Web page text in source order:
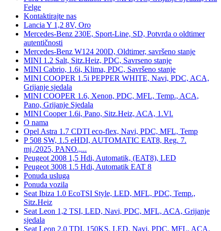
Felge
Kontaktirajte nas
Lancia Y 1,2 8V, Oro
Mercedes-Benz 230E, Sport-Line, SD, Potvrda o oldtimer
autentičnosti
Mercedes-Benz W124 200D, Oldtimer, savršeno stanje
MINI 1.2 Salt, Sitz.Heiz, PDC, Savrseno stanje
MINI Cabrio, 1.6i, Klima, PDC, Savršeno stanje
MINI COOPER 1.5i PEPPER WHITE, Navi, PDC, ACA,
Grijanje sjedala
MINI COOPER 1.6, Xenon, PDC, MFL, Temp., ACA,
Pano, Grijanje Sjedala
MINI Cooper 1.6i, Pano, Sitz.Heiz, ACA, 1.Vl.
O nama
Opel Astra 1.7 CDTI eco-flex, Navi, PDC, MFL, Temp
P 508 SW, 1.5 eHDI, AUTOMATIC EAT8, Reg. 7.
mj./2025, PANO.,...
Peugeot 2008 1,5 Hdi, Automatik, (EAT8), LED
Peugeot 3008 1.5 Hdi, Automatik EAT 8
Ponuda usluga
Ponuda vozila
Seat Ibiza 1.0 EcoTSI Style, LED, MFL, PDC, Temp.,
Sitz.Heiz
Seat Leon 1,2 TSI, LED, Navi, PDC, MFL, ACA, Grijanje
sjedala
Seat Leon 2,0 TDI, 150KS, LED, Navi, PDC, MFL, ACA,